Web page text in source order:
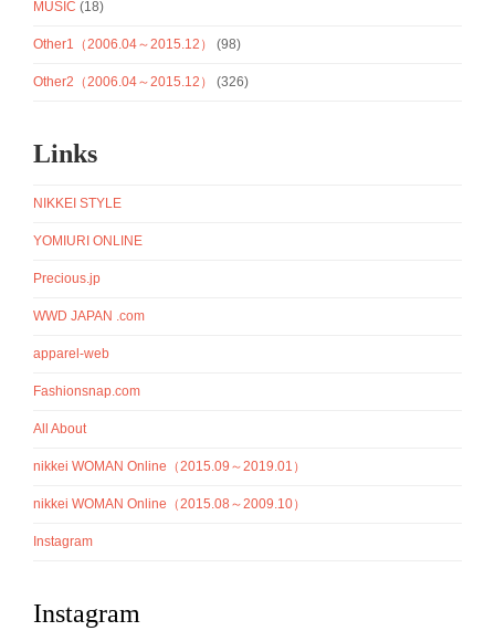
MUSIC (18)
Other1（2006.04～2015.12） (98)
Other2（2006.04～2015.12） (326)
Links
NIKKEI STYLE
YOMIURI ONLINE
Precious.jp
WWD JAPAN .com
apparel-web
Fashionsnap.com
All About
nikkei WOMAN Online（2015.09～2019.01）
nikkei WOMAN Online（2015.08～2009.10）
Instagram
Instagram